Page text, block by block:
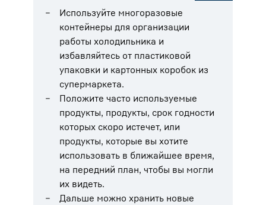
Используйте многоразовые
контейнеры для организации
работы холодильника и
избавляйтесь от пластиковой
упаковки и картонных коробок из
супермаркета.
Положите часто используемые
продукты, продукты, срок годности
которых скоро истечет, или
продукты, которые вы хотите
использовать в ближайшее время,
на передний план, чтобы вы могли
их видеть.
Дальше можно хранить новые